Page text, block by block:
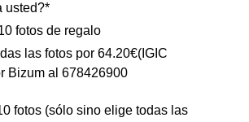
usted?*
fotos de regalo
las fotos por 64.20€(IGIC
Bizum al 678426900
fotos (sólo sino elige todas las